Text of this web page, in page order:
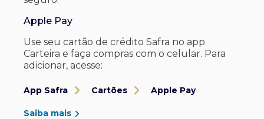
Apple Pay
Use seu cartão de crédito Safra no app
Carteira e faça compras com o celular. Para
adicionar, acesse:
App Safra Cartões Apple Pay
Saiba mais